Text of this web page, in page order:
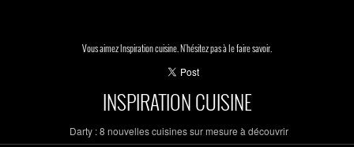
Vous aimez Inspiration cuisine. N'hésitez pas à le faire savoir.
INSPIRATION CUISINE
Darty : 8 nouvelles cuisines sur mesure à découvrir